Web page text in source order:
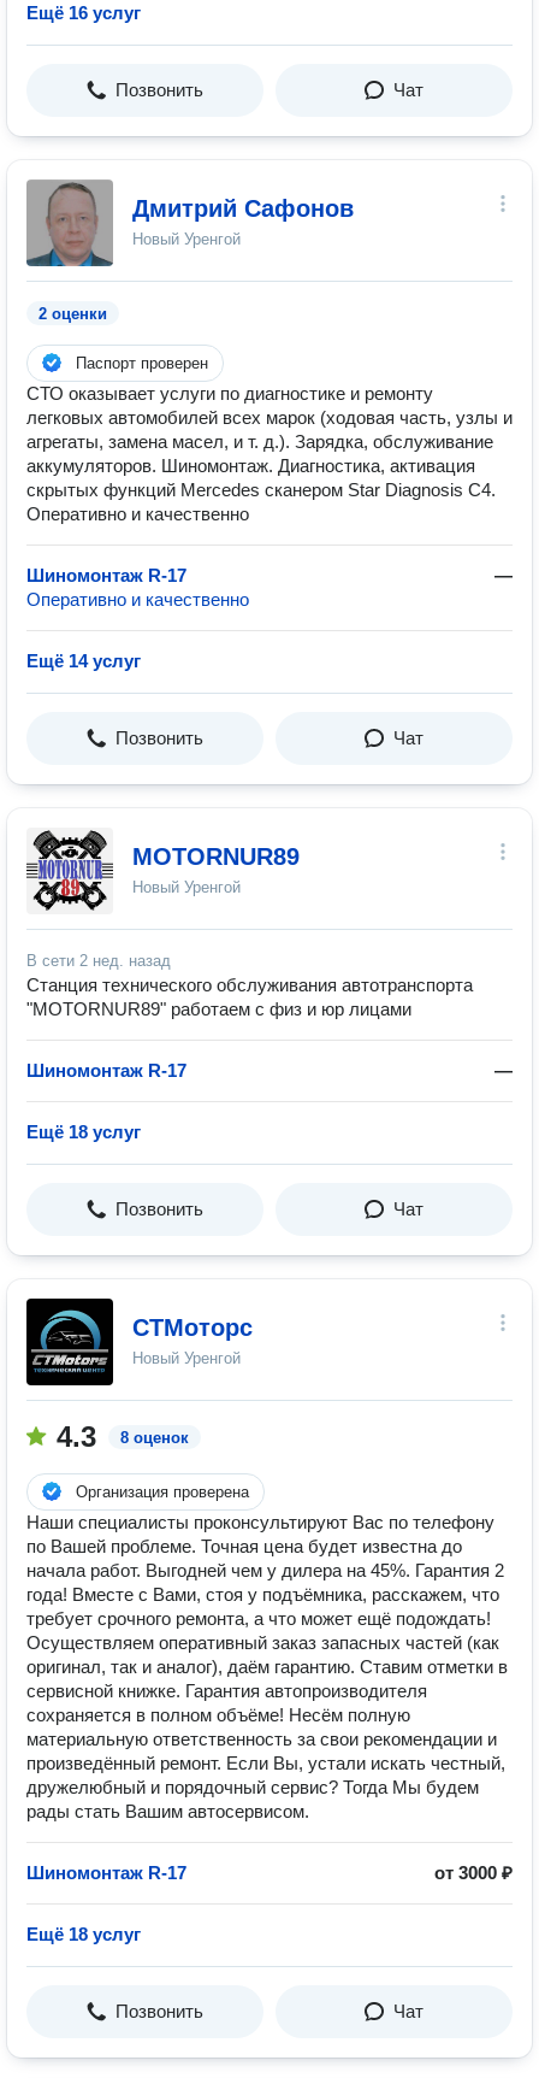
Ещё 16 услуг
Позвонить Чат
Дмитрий Сафонов
Новый Уренгой
2 оценки
Паспорт проверен
СТО оказывает услуги по диагностике и ремонту
легковых автомобилей всех марок (ходовая часть, узлы и
агрегаты, замена масел, и т. д.). Зарядка, обслуживание
аккумуляторов. Шиномонтаж. Диагностика, активация
скрытых функций Mercedes сканером Star Diagnosis C4.
Оперативно и качественно
Шиномонтаж R-17
—
Оперативно и качественно
Ещё 14 услуг
Позвонить Чат
MOTORNUR89
Новый Уренгой
В сети 2 нед. назад
Станция технического обслуживания автотранспорта
"MOTORNUR89" работаем с физ и юр лицами
Шиномонтаж R-17 —
Ещё 18 услуг
Позвонить Чат
СТМоторс
Новый Уренгой
4.3 8 оценок
Организация проверена
Наши специалисты проконсультируют Вас по телефону
по Вашей проблеме. Точная цена будет известна до
начала работ. Выгодней чем у дилера на 45%. Гарантия 2
года! Вместе с Вами, стоя у подъёмника, расскажем, что
требует срочного ремонта, а что может ещё подождать!
Осуществляем оперативный заказ запасных частей (как
оригинал, так и аналог), даём гарантию. Ставим отметки в
сервисной книжке. Гарантия автопроизводителя
сохраняется в полном объёме! Несём полную
материальную ответственность за свои рекомендации и
произведённый ремонт. Если Вы, устали искать честный,
дружелюбный и порядочный сервис? Тогда Мы будем
рады стать Вашим автосервисом.
Шиномонтаж R-17 от 3000 ₽
Ещё 18 услуг
Позвонить Чат